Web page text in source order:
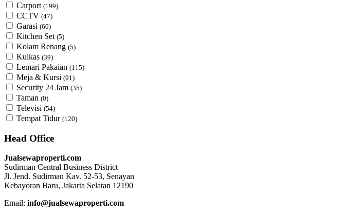
Carport (199)
CCTV (47)
Garasi (60)
Kitchen Set (5)
Kolam Renang (5)
Kulkas (39)
Lemari Pakaian (115)
Meja & Kursi (91)
Security 24 Jam (35)
Taman (0)
Televisi (54)
Tempat Tidur (120)
Head Office
Jualsewaproperti.com
Sudirman Central Business District
Jl. Jend. Sudirman Kav. 52-53, Senayan
Kebayoran Baru, Jakarta Selatan 12190
Email: info@jualsewaproperti.com